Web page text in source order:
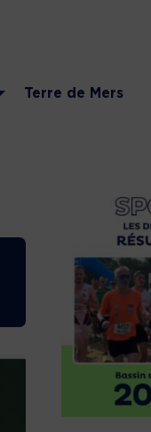
Terre de Mers